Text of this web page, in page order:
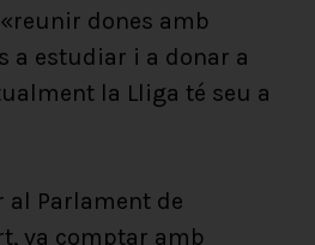
dones amb
a estudiar i a donar a
la Lliga té seu a
al Parlament de
va comptar amb